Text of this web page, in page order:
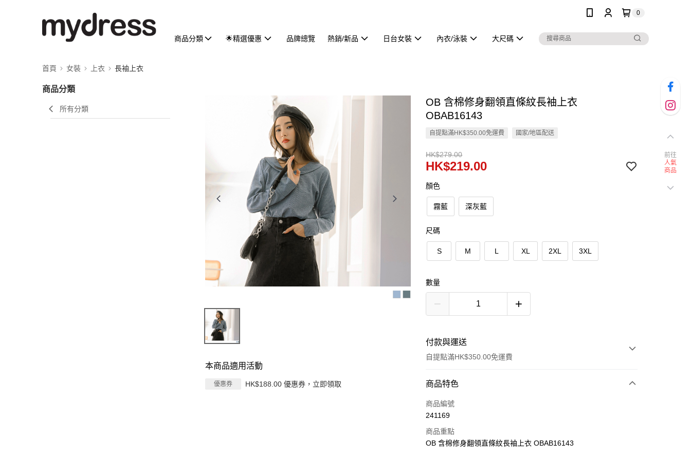
0
商品分類 🌟精選優惠 品牌總覽 熱銷/新品 日台女裝 內衣/泳裝 大尺碼
首頁 女裝 上衣 長袖上衣
商品分類
所有分類
本商品適用活動
優惠券 HK$188.00 優惠券，立即領取
OB 含棉修身翻領直條紋長袖上衣
OBAB16143
自提點滿HK$350.00免運費 國家/地區配送
HK$279.00
HK$219.00
顏色
霧藍 深灰藍
尺碼
S M L XL 2XL 3XL
數量
付款與運送
自提點滿HK$350.00免運費
付款方式
信用卡
AlipayHK
商品特色
商品編號
241169
商品重點
OB 含棉修身翻領直條紋長袖上衣 OBAB16143
前往
人氣
商品